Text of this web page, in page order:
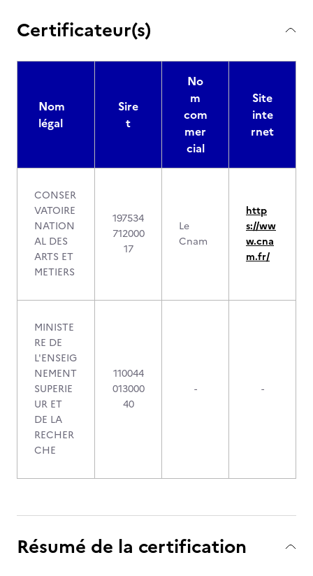
Certificateur(s)
Nom
légal
Sire
t
No
m
com
mer
cial
Site
inte
rnet
CONSER
VATOIRE
NATION
AL DES
ARTS ET
METIERS
197534
712000
17
Le
Cnam
http
s://ww
w.cna
m.fr/
MINISTE
RE DE
L'ENSEIG
NEMENT
SUPERIE
UR ET
DE LA
RECHER
CHE
110044
013000
40
- -
Résumé de la certification